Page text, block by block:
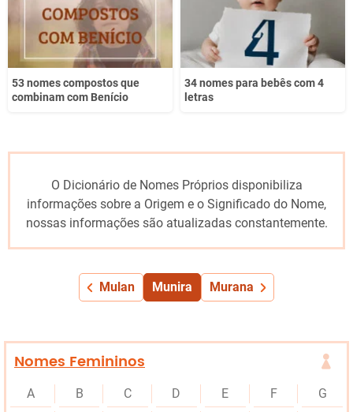
53 nomes compostos que
combinam com Benício
34 nomes para bebês com 4
letras
O Dicionário de Nomes Próprios disponibiliza
informações sobre a Origem e o Significado do Nome,
nossas informações são atualizadas constantemente.
Mulan Munira Murana
Nomes Femininos
A B C D E F
G